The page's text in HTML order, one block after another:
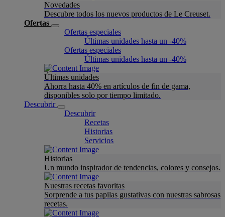
Novedades
Descubre todos los nuevos productos de Le Creuset.
Ofertas
Ofertas especiales
Últimas unidades hasta un -40%
Ofertas especiales
Últimas unidades hasta un -40%
Últimas unidades
Ahorra hasta 40% en artículos de fin de gama,
disponibles solo por tiempo limitado.
Descubrir
Descubrir
Recetas
Historias
Servicios
Historias
Un mundo inspirador de tendencias, colores y consejos.
Nuestras recetas favoritas
Sorprende a tus papilas gustativas con nuestras sabrosas
recetas.